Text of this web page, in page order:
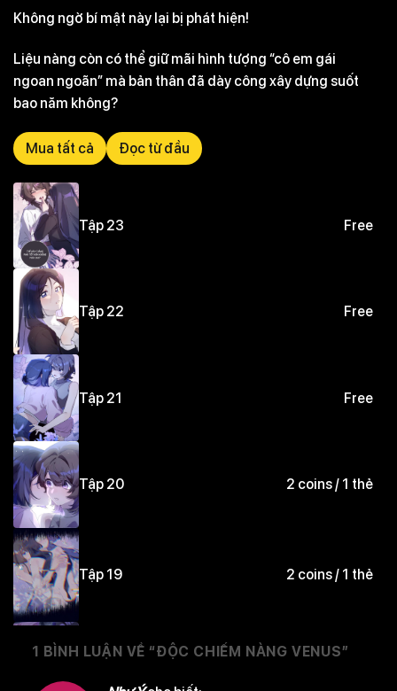
Không ngờ bí mật này lại bị phát hiện!
Liệu nàng còn có thể giữ mãi hình tượng “cô em gái
ngoan ngoãn” mà bản thân đã dày công xây dựng suốt
bao năm không?
Mua tất cả Đọc từ đầu
Tập 23 Free
Tập 22 Free
Tập 21 Free
Tập 20 2 coins / 1 thẻ
Tập 19 2 coins / 1 thẻ
Tập 18
1 BÌNH LUẬN VỀ “ĐỘC CHIẾM NÀNG VENUS”